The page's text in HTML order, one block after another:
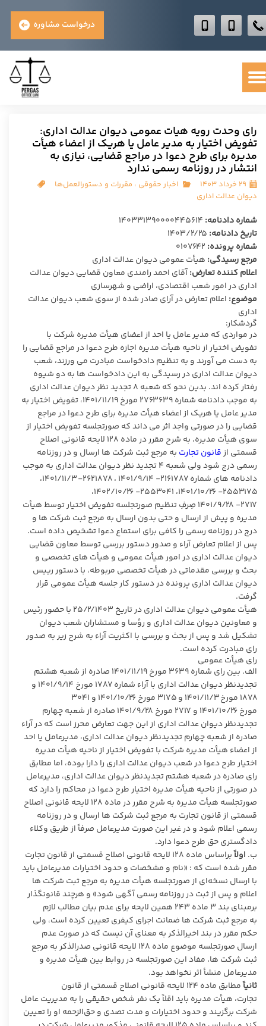
درخواست مشاوره
رای وحدت رویه هیات عمومی دیوان عدالت اداری:
تفویض اختیار به مدیر عامل یا هریک از اعضاء هیأت
مدیره برای طرح دعوا در مراجع قضایی، نیازی به
انتشار در روزنامه رسمی ندارد
۲۹ خرداد ۱۴۰۳ اخبار حقوقی ، مقررات و دستورالعمل‌ها
دیوان عدالت اداری
شماره دادنامه:
تاریخ دادنامه:
شماره پرونده:
مرجع رسیدگی: هیأت عمومی دیوان عدالت اداری
اعلام کننده تعارض:آقای احمد رامندی معاون قضایی دیوان عدالت
اداری در امور شعب اقتصادی، اراضی و شهرسازی
موضوع: اعلام تعارض در آرای صادر شده از سوی شعب دیوان عدالت
اداری
گردشکار:
در مواردی که مدیر عامل یا احد از اعضای هیأت مدیره شرکت با
تفویض اختیار از ناحیه هیأت مدیره اجازه طرح دعوا در مراجع قضایی را
به دست می آورند و به تنظیم دادخواست مبادرت می ورزند، شعب
دیوان عدالت اداری در رسیدگی به این دادخواست ها به دو شیوه
رفتار کرده اند. بدین نحو که شعبه ۸ تجدید نظر دیوان عدالت اداری
به موجب دادنامه شماره ۲۷۶۳۶۳۹ مورخ ۱۴۰۱/۱۱/۱۹، تفویض اختیار به
مدیر عامل یا هریک از اعضاء هیأت مدیره برای طرح دعوا در مراجع
قضایی را در صورتی واجد اثر می داند که صورتجلسه تفویض اختیار از
سوی هیأت مدیره، به شرح مقرر در ماده ۱۲۸ لایحه قانونی اصلاح
قسمتی ازقانون تجارت به مرجع ثبت شرکت ها ارسال و در روزنامه
رسمی درج شود ولی شعبه ۴ تجدید نظر دیوان عدالت اداری به موجب
دادنامه های شماره ۲۱۶۱۷۸۷- ۱۴۰۱/۹/۱۴ ، ۲۶۲۱۸۷۸- ۱۴۰۱/۱۱/۳،
۲۵۵۳۱۷۵- ۱۴۰۱/۱۰/۲۶، ۲۵۵۳۰۴۱- ۱۴۰۲/۱۰/۲۶،
۲۷۱۷- ۱۴۰۱/۹/۲۸ صِرفِ تنظیم صورتجلسه تفویض اختیار توسط هیأت
مدیره و پیش از ارسال و حتی بدون ارسال به مرجع ثبت شرکت ها و
درج در روزنامه رسمی را کافی برای استماع دعوا تشخیص داده است.
پس از اعلام تعارض آراء و صدور دستور بررسی توسط معاون قضایی
دیوان عدالت اداری در امور هیأت عمومی و هیأت های تخصصی و
بحث و بررسی مقدماتی در هیأت تخصصی مربوطه، با دستور رییس
دیوان عدالت اداری پرونده در دستور کار جلسه هیأت عمومی قرار
گرفت.
هیأت عمومی دیوان عدالت اداری در تاریخ ۲۵/۲/۱۴۰۳ با حضور رئیس
و معاونین دیوان عدالت اداری و رؤسا و مستشاران شعب دیوان
تشکیل شد و پس از بحث و بررسی با اکثریت آراء به شرح زیر به صدور
رای مبادرت کرده است.
رای هیأت عمومی
الف. بین رای شماره ۳۶۳۹ مورخ ۱۴۰۱/۱۱/۱۹ صادره از شعبه هشتم
تجدیدنظر دیوان عدالت اداری با آراء شماره ۱۷۸۷ مورخ ۱۴۰۱/۹/۱۴ و
۱۸۷۸ مورخ ۱۴۰۱/۱۱/۳ و ۳۱۷۵ مورخ ۱۴۰۱/۱۰/۲۶ و ۳۰۴۱
مورخ ۱۴۰۱/۱۰/۲۶ و ۲۷۱۷ مورخ ۱۴۰۱/۹/۲۸ صادره از شعبه چهارم
تجدیدنظر دیوان عدالت اداری از این جهت تعارض محرز است که در آراء
صادره از شعبه چهارم تجدیدنظر دیوان عدالت اداری، مدیرعامل یا احد
از اعضاء هیأت مدیره شرکت با تفویض اختیار از ناحیه هیأت مدیره
اختیار طرح دعوا در شعب دیوان عدالت اداری را دارا بوده، اما مطابق
رای صادره در شعبه هشتم تجدیدنظر دیوان عدالت اداری، مدیرعامل
در صورتی از ناحیه هیأت مدیره اختیار طرح دعوا در محاکم را دارد که
صورتجلسه هیأت مدیره به شرح مقرر در ماده ۱۲۸ لایحه قانونی اصلاح
قسمتی از قانون تجارت به مرجع ثبت شرکت ها ارسال و در روزنامه
رسمی اعلام شود و در غیر این صورت مدیرعامل صرفاً از طریق وکلاء
دادگستری حق طرح دعوا دارد.
ب. اولاً
براساس ماده ۱۲۸ لایحه قانونی اصلاح قسمتی از قانون تجارت
مقرر شده است که : «نام و مشخصات و حدود اختیارات مدیرعامل باید
با ارسال نسخه‌ای از صورتجلسه هیأت مدیره به مرجع ثبت شرکت ها
اعلام و پس‌ از ثبت در روزنامه رسمی آگهی شود» و هرچند قانونگذار
برمبنای بند ۳ ماده ۲۴۳ همین لایحه برای عدم بیان مطالب لازم
به مرجع ثبت شرکت ها ضمانت اجرای کیفری تعیین کرده است، ولی
حکم مقرر در بند اخیرالذکر به معنای آن نیست که در صورت عدم
ارسال صورتجلسه موضوع ماده ۱۲۸ لایحه قانونی صدرالذکر به مرجع
ثبت شرکت ها، مفاد این صورتجلسه در روابط بین هیأت مدیره و
مدیرعامل منشأ اثر نخواهد بود.
ثانیاً
مطابق ماده ۱۲۴ لایحه قانونی اصلاح قسمتی از قانون
تجارت، هیأت مدیره باید اقلاً یک نفر شخص حقیقی را به مدیریت عامل
شرکت برگزیند و حدود اختیارات و مدت تصدی و حق‌الزحمه او را تعیین